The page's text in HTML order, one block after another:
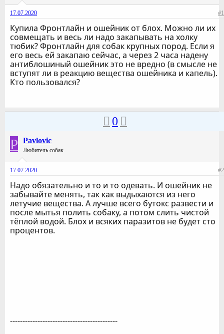
17.07.2020 #1
Купила Фронтлайн и ошейник от блох. Можно ли их
совмещать и весь ли надо закапывать на холку
тюбик? Фронтлайн для собак крупных пород. Если я
его весь ей закапаю сейчас, а через 2 часа надену
антиблошиный ошейник это не вредно (в смысле не
вступят ли в реакцию вещества ошейника и капель).
Кто пользовался?
0
P Pavlovic
Любитель собак
17.07.2020 #2
Надо обязательно и то и то одевать. И ошейник не
забывайте менять, так как выдыхаются из него
летучие вещества. А лучше всего бутокс развести и
после мытья полить собаку, а потом слить чистой
тёплой водой. Блох и всяких паразитов не будет сто
процентов.
-------------------------------------------